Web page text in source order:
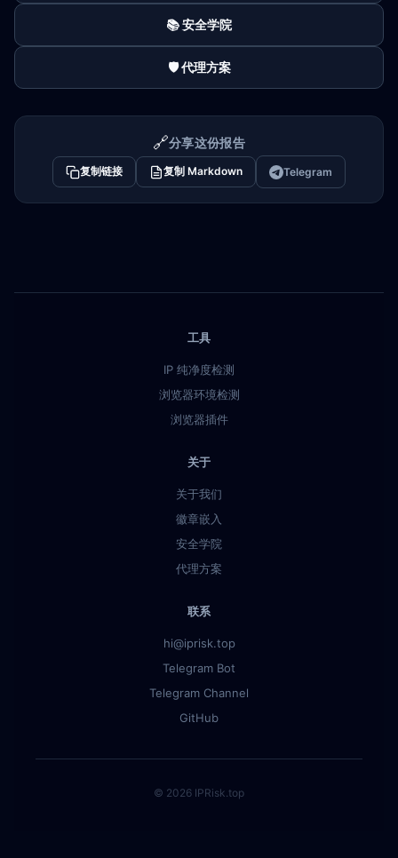
📚 安全学院
🛡️ 代理方案
🔗分享这份报告
复制链接 复制 Markdown Telegram
工具
IP 纯净度检测
浏览器环境检测
浏览器插件
关于
关于我们
徽章嵌入
安全学院
代理方案
联系
hi@iprisk.top
Telegram Bot
Telegram Channel
GitHub
© 2026 IPRisk.top